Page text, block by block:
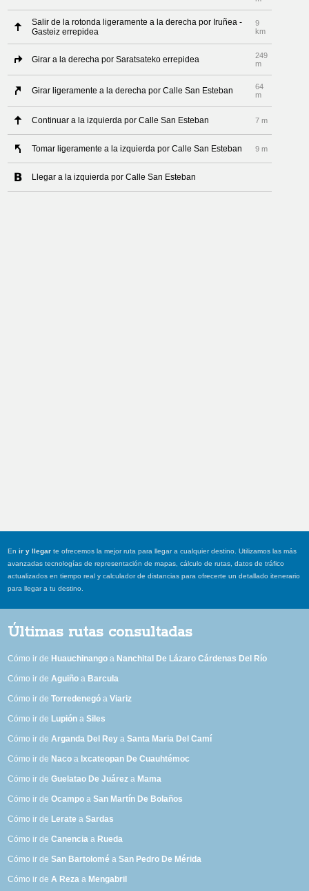
Salir de la rotonda ligeramente a la derecha por Iruñea -
Gasteiz errepidea
9
km
Girar a la derecha por Saratsateko errepidea
249
m
Girar ligeramente a la derecha por Calle San Esteban
64
m
Continuar a la izquierda por Calle San Esteban 7 m
Tomar ligeramente a la izquierda por Calle San Esteban 9 m
Llegar a la izquierda por Calle San Esteban
Enir y llegar te ofrecemos la mejor ruta para llegar a cualquier destino. Utilizamos las más
avanzadas tecnologías de representación de mapas, cálculo de rutas, datos de tráfico
actualizados en tiempo real y calculador de distancias para ofrecerte un detallado itenerario
para llegar a tu destino.
Últimas rutas consultadas
Cómo ir de Huauchinango a Nanchital De Lázaro Cárdenas Del Río
Cómo ir deAguiño a Barcula
Cómo ir deTorredenegó aViariz
Cómo ir de Lupión aSiles
Cómo ir deArganda Del Rey aSanta Maria Del Camí
Cómo ir de Naco a Ixcateopan De Cuauhtémoc
Cómo ir deGuelatao De Juárez a Mama
Cómo ir deOcampo aSan Martín De Bolaños
Cómo ir de Lerate aSardas
Cómo ir deCanencia a Rueda
Cómo ir deSan Bartolomé aSan Pedro De Mérida
Cómo ir deA Reza a Mengabril